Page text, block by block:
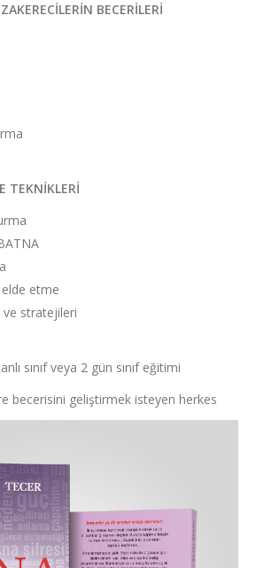
BECERİLERİ
TEKNİKLERİ
etme
ve stratejileri
sınıf veya 2 gün sınıf eğitimi
becerisini geliştirmek isteyen herkes